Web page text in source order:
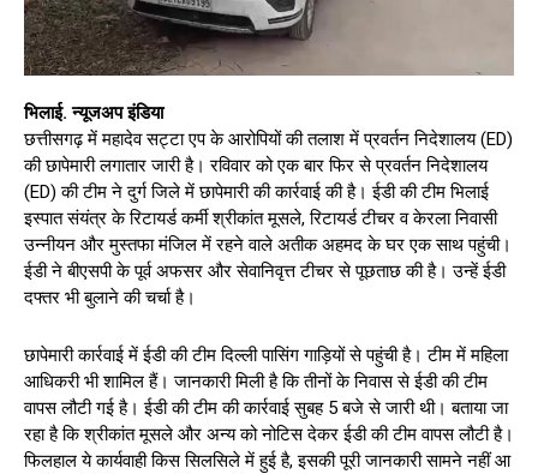
भिलाई. न्यूजअप इंडिया
छत्तीसगढ़ में महादेव सट्टा एप के आरोपियों की तलाश में प्रवर्तन निदेशालय (ED)
की छापेमारी लगातार जारी है। रविवार को एक बार फिर से प्रवर्तन निदेशालय
(ED) की टीम ने दुर्ग जिले में छापेमारी की कार्रवाई की है। ईडी की टीम भिलाई
इस्पात संयंत्र के रिटायर्ड कर्मी श्रीकांत मूसले, रिटायर्ड टीचर व केरला निवासी
उन्नीयन और मुस्तफा मंजिल में रहने वाले अतीक अहमद के घर एक साथ पहुंची।
ईडी ने बीएसपी के पूर्व अफसर और सेवानिवृत्त टीचर से पूछताछ की है। उन्हें ईडी
दफ्तर भी बुलाने की चर्चा है।
छापेमारी कार्रवाई में ईडी की टीम दिल्ली पासिंग गाड़ियों से पहुंची है। टीम में महिला
आधिकरी भी शामिल हैं। जानकारी मिली है कि तीनों के निवास से ईडी की टीम
वापस लौटी गई है। ईडी की टीम की कार्रवाई सुबह 5 बजे से जारी थी। बताया जा
रहा है कि श्रीकांत मूसले और अन्य को नोटिस देकर ईडी की टीम वापस लौटी है।
फिलहाल ये कार्यवाही किस सिलसिले में हुई है, इसकी पूरी जानकारी सामने नहीं आ